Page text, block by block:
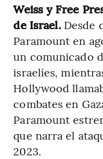
Weiss y Free
de Israel. Desde
Paramount en
un comunicado
israelíes,
Hollywood
combates en
Paramount
que narra el
2023.